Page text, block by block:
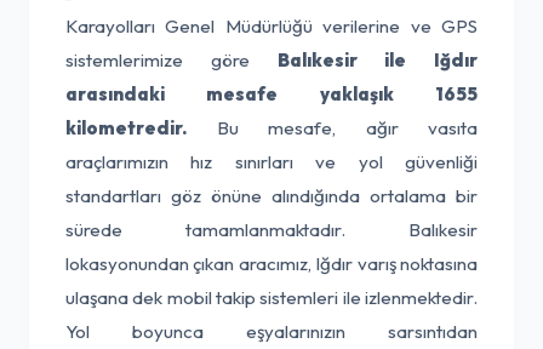
Karayolları Genel Müdürlüğü verilerine ve GPS
sistemlerimize göre Balıkesir ile Iğdır
arasındaki mesafe yaklaşık 1655
kilometredir. Bu mesafe, ağır vasıta
araçlarımızın hız sınırları ve yol güvenliği
standartları göz önüne alındığında ortalama bir
sürede tamamlanmaktadır. Balıkesir
lokasyonundan çıkan aracımız, Iğdır varış noktasına
ulaşana dek mobil takip sistemleri ile izlenmektedir.
Yol boyunca eşyalarınızın sarsıntıdan